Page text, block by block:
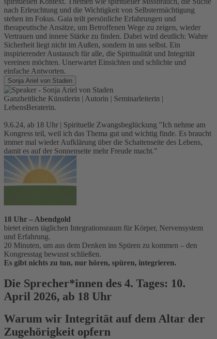
nach Erleuchtung und die Wichtigkeit von Selbstermächtigung
stehen im Fokus. Gaia teilt persönliche Erfahrungen und
therapeutische Ansätze, um Betroffenen Wege zu zeigen, wieder
Vertrauen und innere Stärke zu finden. Dabei wird deutlich: Wahre
Sicherheit liegt nicht im Außen, sondern in uns selbst. Ein
inspirierender Austausch für alle, die Spiritualität und Integrität
vereinen möchten. Unerwartet Einsichten und schlichte und
einfache Antworten.
Sonja Ariel von Staden
Ganzheitliche Künstlerin | Autorin | Seminarleiterin |
LebensBeraterin.
9.6.24, ab 18 Uhr | Spirituelle Zwangsbeglückung "Ich nehme am
Kongress teil, weil ich das Thema gut und wichtig finde. Es braucht
immer mal wieder Aufklärung über die Schattenseite des Lebens,
damit es auf der Sonnenseite mehr Freude macht."
18 Uhr – Abendgold
bietet einen täglichen Integrationsraum für Körper, Nervensystem
und Erfahrung.
20 Minuten, um aus dem Denken ins Spüren zu kommen – den
Kongresstag bewusst schließen.
Es gibt nichts zu tun, nur hören, spüren, integrieren.
Die Sprecher*innen des 4. Tages: 10.
April 2026, ab 18 Uhr
Warum wir Integrität auf dem Altar der
Zugehörigkeit opfern